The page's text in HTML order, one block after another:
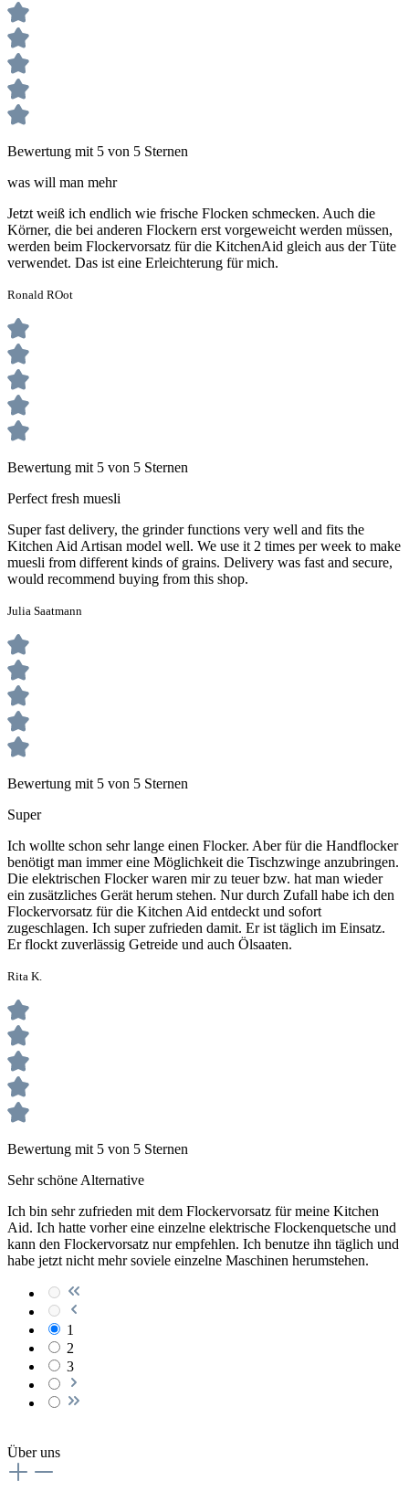
Bewertung mit 5 von 5 Sternen
was will man mehr
Jetzt weiß ich endlich wie frische Flocken schmecken. Auch die
Körner, die bei anderen Flockern erst vorgeweicht werden müssen,
werden beim Flockervorsatz für die KitchenAid gleich aus der Tüte
verwendet. Das ist eine Erleichterung für mich.
Ronald ROot
Bewertung mit 5 von 5 Sternen
Perfect fresh muesli
Super fast delivery, the grinder functions very well and fits the
Kitchen Aid Artisan model well. We use it 2 times per week to make
muesli from different kinds of grains. Delivery was fast and secure,
would recommend buying from this shop.
Julia Saatmann
Bewertung mit 5 von 5 Sternen
Super
Ich wollte schon sehr lange einen Flocker. Aber für die Handflocker
benötigt man immer eine Möglichkeit die Tischzwinge anzubringen.
Die elektrischen Flocker waren mir zu teuer bzw. hat man wieder
ein zusätzliches Gerät herum stehen. Nur durch Zufall habe ich den
Flockervorsatz für die Kitchen Aid entdeckt und sofort
zugeschlagen. Ich super zufrieden damit. Er ist täglich im Einsatz.
Er flockt zuverlässig Getreide und auch Ölsaaten.
Rita K.
Bewertung mit 5 von 5 Sternen
Sehr schöne Alternative
Ich bin sehr zufrieden mit dem Flockervorsatz für meine Kitchen
Aid. Ich hatte vorher eine einzelne elektrische Flockenquetsche und
kann den Flockervorsatz nur empfehlen. Ich benutze ihn täglich und
habe jetzt nicht mehr soviele einzelne Maschinen herumstehen.
1
2
3
Über uns